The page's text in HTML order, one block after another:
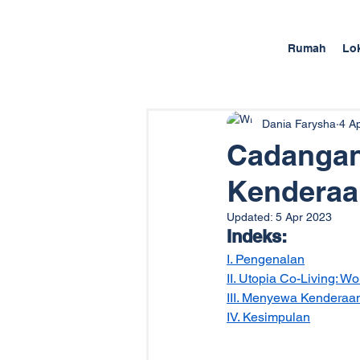
Rumah
Dania Farysha 4
Updated: 5 Apr 2023
Indeks:
I. Pengenalan
II. Utopia Co-Living:
III. Menyewa
IV. Kesimpulan